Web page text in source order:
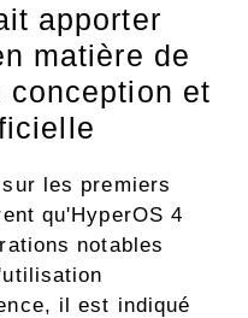
apporter
matière de
conception et
les premiers
qu'HyperOS 4
notables
il est indiqué